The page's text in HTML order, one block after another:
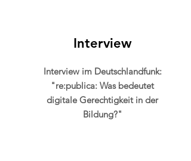
Interview
Interview im Deutschlandfunk:
"re:publica: Was bedeutet
digitale Gerechtigkeit in der
Bildung?"